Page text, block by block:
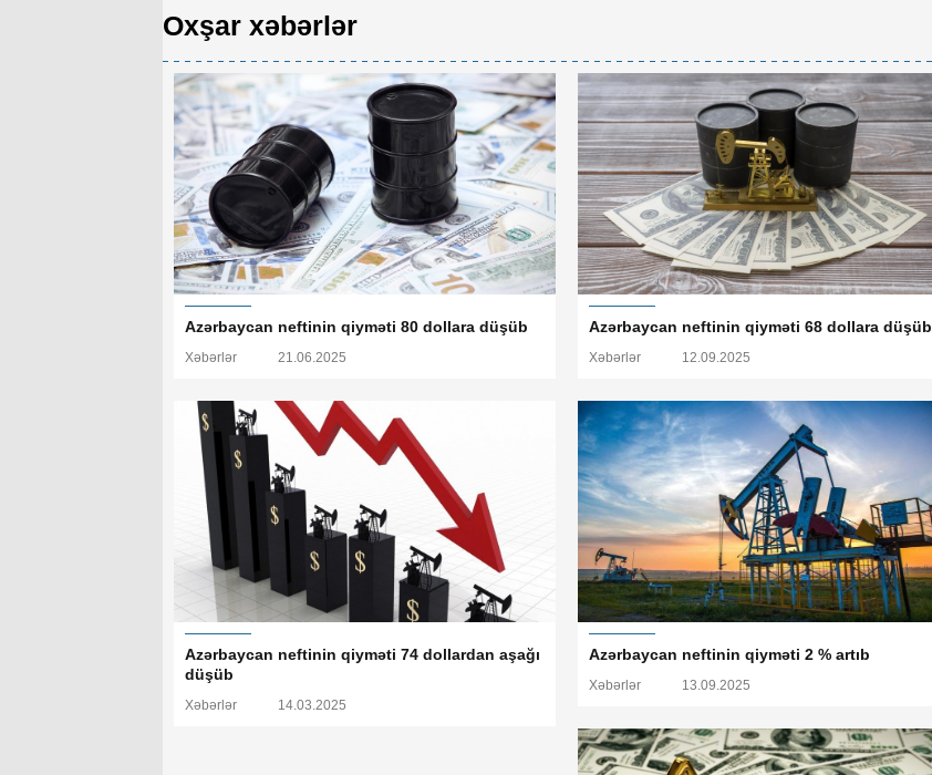
Oxşar xəbərlər
Azərbaycan neftinin qiyməti 80 dollara düşüb
Xəbərlər 21.06.2025
Azərbaycan neftinin qiyməti 68 dollara düşüb
Xəbərlər 12.09.2025
Azərbaycan neftinin qiyməti 74 dollardan aşağı
düşüb
Xəbərlər 14.03.2025
Azərbaycan neftinin qiyməti 2 % artıb
Xəbərlər 13.09.2025